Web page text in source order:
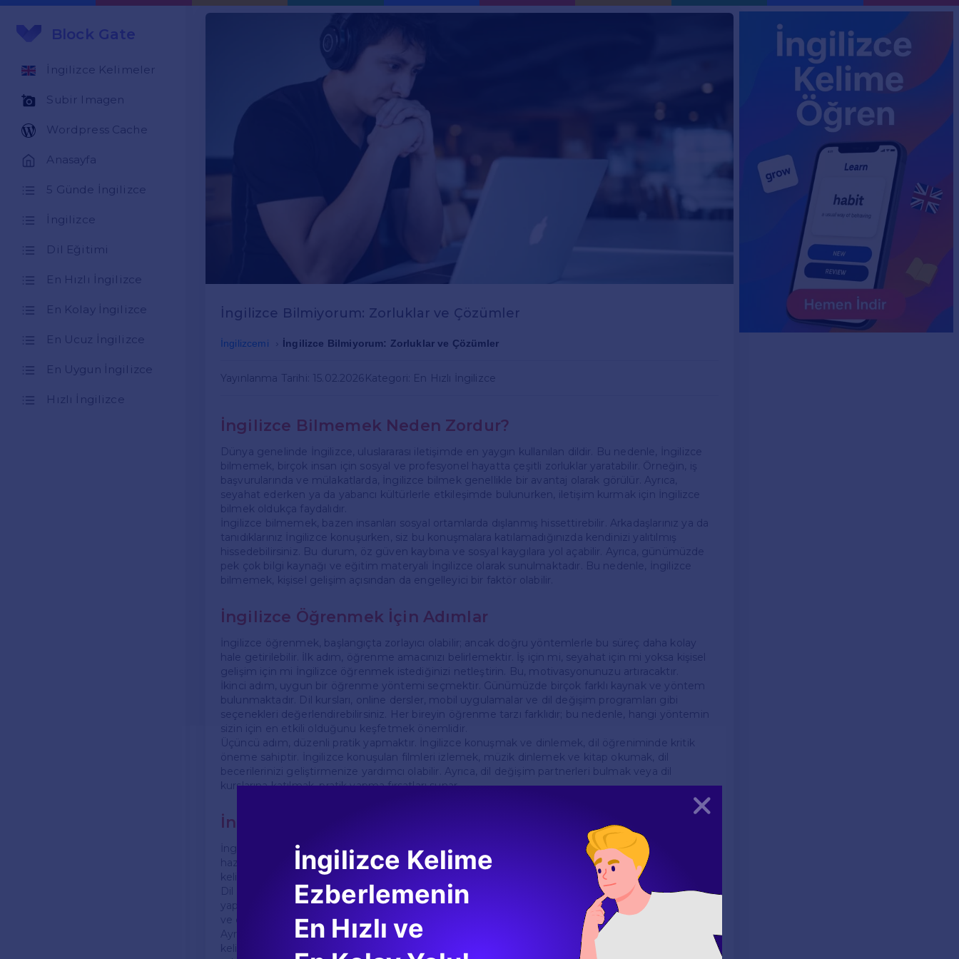
Block Gate
İngilizce Kelimeler
Subir Imagen
Wordpress Cache
Anasayfa
5 Günde İngilizce
İngilizce
Dil Eğitimi
En Hızlı İngilizce
En Kolay İngilizce
En Ucuz İngilizce
En Uygun İngilizce
Hızlı İngilizce
İngilizce Bilmiyorum: Zorluklar ve Çözümler
İngilizcemi İngilizce Bilmiyorum: Zorluklar ve Çözümler
Yayınlanma Tarihi: 15.02.2026 Kategori: En Hızlı İngilizce
İngilizce Bilmemek Neden Zordur?
Dünya genelinde İngilizce, uluslararası iletişimde en yaygın kullanılan dildir. Bu nedenle, İngilizce
bilmemek, birçok insan için sosyal ve profesyonel hayatta çeşitli zorluklar yaratabilir. Örneğin, iş
başvurularında ve mülakatlarda, İngilizce bilmek genellikle bir avantaj olarak görülür. Ayrıca,
seyahat ederken ya da yabancı kültürlerle etkileşimde bulunurken, iletişim kurmak için İngilizce
bilmek oldukça faydalıdır.
İngilizce bilmemek, bazen insanları sosyal ortamlarda dışlanmış hissettirebilir. Arkadaşlarınız ya da
tanıdıklarınız İngilizce konuşurken, siz bu konuşmalara katılamadığınızda kendinizi yalıtılmış
hissedebilirsiniz. Bu durum, öz güven kaybına ve sosyal kaygılara yol açabilir. Ayrıca, günümüzde
pek çok bilgi kaynağı ve eğitim materyali İngilizce olarak sunulmaktadır. Bu nedenle, İngilizce
bilmemek, kişisel gelişim açısından da engelleyici bir faktör olabilir.
İngilizce Öğrenmek İçin Adımlar
İngilizce öğrenmek, başlangıçta zorlayıcı olabilir; ancak doğru yöntemlerle bu süreç daha kolay
hale getirilebilir. İlk adım, öğrenme amacınızı belirlemektir. İş için mi, seyahat için mi yoksa kişisel
gelişim için mi İngilizce öğrenmek istediğinizi netleştirin. Bu, motivasyonunuzu artıracaktır.
İkinci adım, uygun bir öğrenme yöntemi seçmektir. Günümüzde birçok farklı kaynak ve yöntem
bulunmaktadır. Dil kursları, online dersler, mobil uygulamalar ve dil değişim programları gibi
seçenekleri değerlendirebilirsiniz. Her bireyin öğrenme tarzı farklıdır; bu nedenle, hangi yöntemin
sizin için en etkili olduğunu keşfetmek önemlidir.
Üçüncü adım, düzenli pratik yapmaktır. İngilizce konuşmak ve dinlemek, dil öğreniminde kritik
öneme sahiptir. İngilizce konuşulan filmleri izlemek, müzik dinlemek ve kitap okumak, dil
becerilerinizi geliştirmenize yardımcı olabilir. Ayrıca, dil değişim partnerleri bulmak veya dil
kurslarına katılmak, pratik yapma fırsatları sunar.
İngilizce Öğrenirken Karşılaşılan Zorluklar
İngilizce öğrenme sürecinde birçok zorlukla karşılaşabilirsiniz. Bu zorlukların başında kelime
hazinesinin yetersiz olması gelir. Yeni kelimeler öğrenmek, bazen zorlayıcı olabilir. Bunun için
kelime kartları kullanabilir veya kelimeleri günlük hayatta kullanarak pekiştirebilirsiniz.
Dil bilgisi kuralları da öğrenim sürecinde sıkça zorlayıcıdır. İngilizce, Türkçeden oldukça farklı bir
yapıdadır ve birçok gramer kuralı vardır. Bu kuralları öğrenmek zaman alabilir, ancak pratik yaparak
ve örnek cümleler oluşturarak bu süreci kolaylaştırabilirsiniz.
Ayrıca, telaffuz sorunları da İngilizce öğrenen birçok kişinin karşılaştığı bir durumdur. İngilizce
kelimelerin telaffuzu, yazılışlarından farklı olabilir. Bu nedenle, dinleme pratiği yaparak ve doğru
Kapat
İngilizce Kelime
Ezberlemenin
En Hızlı ve